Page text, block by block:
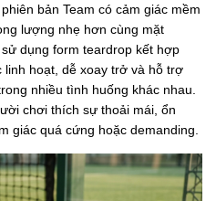
bản Team có cảm giác mềm
lượng nhẹ hơn cùng mặt
dụng form teardrop kết hợp
linh hoạt, dễ xoay trở và hỗ trợ
nhiều tình huống khác nhau.
chơi thích sự thoải mái, ổn
giác quá cứng hoặc demanding.